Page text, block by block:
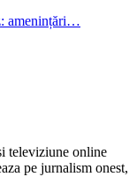
amenințări…
televiziune online
pe jurnalism onest,